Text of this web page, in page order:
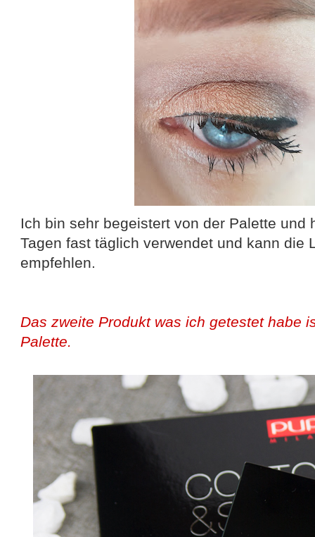
Ich bin sehr begeistert von der Palette und
Tagen fast täglich verwendet und kann die
empfehlen.
Das zweite Produkt was ich getestet habe
Palette.